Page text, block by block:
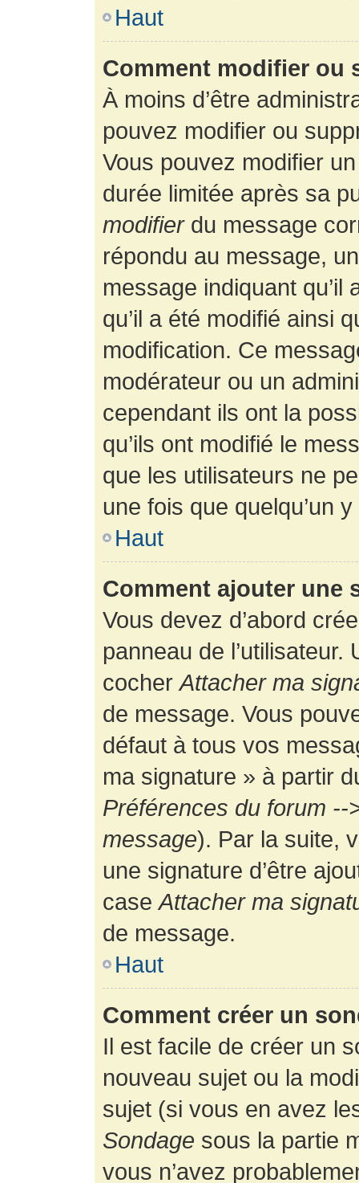
Haut
Comment modifier ou
À moins d’être
pouvez modifier ou
Vous pouvez modifier
durée limitée après sa
modifierdu message
répondu au message,
message indiquant
qu’il a été modifié ainsi
modification. Ce
modérateur ou un
cependant ils ont la
qu’ils ont modifié le
que les utilisateurs ne
une fois que quelqu’un
Haut
Comment ajouter une
Vous devez d’abord
panneau de
cocherAttacher ma
de message. Vous
défaut à tous vos
ma signature » à partir
Préférences du forum
message). Par la suite,
une signature d’être
caseAttacher ma
de message.
Haut
Comment créer un
Il est facile de créer un
nouveau sujet ou la
sujet (si vous en avez
Sondage sous la partie
vous n’avez